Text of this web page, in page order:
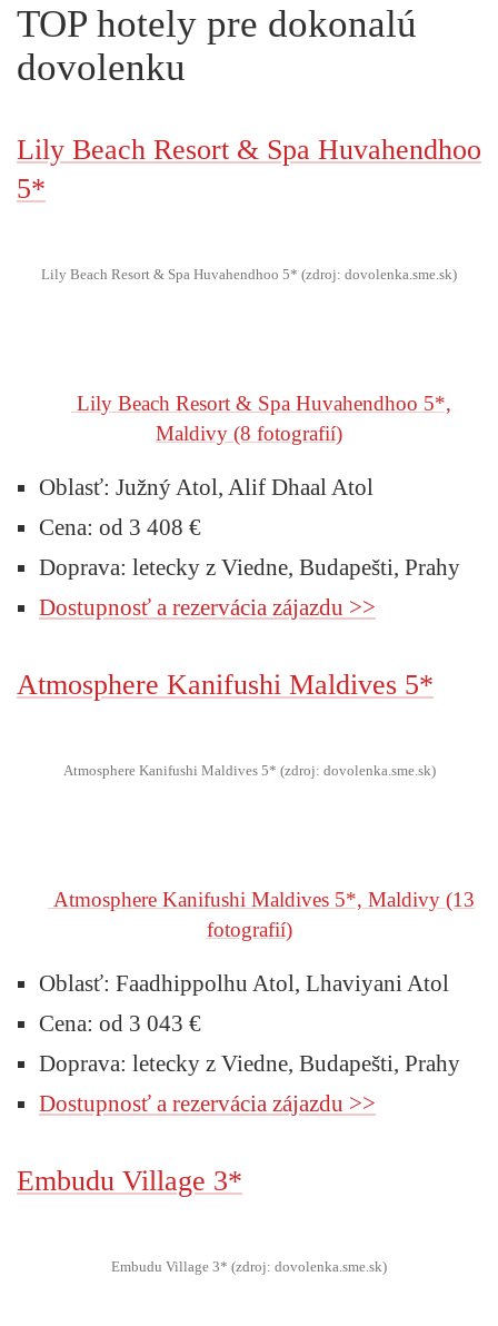
TOP hotely pre dokonalú
dovolenku
Lily Beach Resort & Spa Huvahendhoo
5*
Lily Beach Resort & Spa Huvahendhoo 5* (zdroj: dovolenka.sme.sk)
Lily Beach Resort & Spa Huvahendhoo 5*,
Maldivy (8 fotografií)
Oblasť: Južný Atol, Alif Dhaal Atol
Cena: od 3 408 €
Doprava: letecky z Viedne, Budapešti, Prahy
Dostupnosť a rezervácia zájazdu >>
Atmosphere Kanifushi Maldives 5*
Atmosphere Kanifushi Maldives 5* (zdroj: dovolenka.sme.sk)
Atmosphere Kanifushi Maldives 5*, Maldivy (13
fotografií)
Oblasť: Faadhippolhu Atol, Lhaviyani Atol
Cena: od 3 043 €
Doprava: letecky z Viedne, Budapešti, Prahy
Dostupnosť a rezervácia zájazdu >>
Embudu Village 3*
Embudu Village 3* (zdroj: dovolenka.sme.sk)